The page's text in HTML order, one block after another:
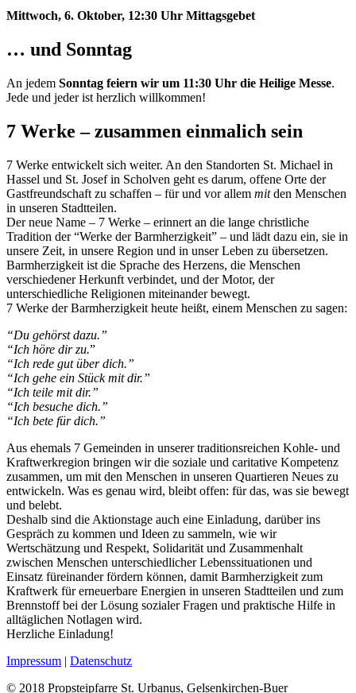
Mittwoch, 6. Oktober, 12:30 Uhr Mittagsgebet
… und Sonntag
An jedem Sonntag feiern wir um 11:30 Uhr die Heilige Messe.
Jede und jeder ist herzlich willkommen!
7 Werke – zusammen einmalich sein
7 Werke entwickelt sich weiter. An den Standorten St. Michael in
Hassel und St. Josef in Scholven geht es darum, offene Orte der
Gastfreundschaft zu schaffen – für und vor allem mitden Menschen
in unseren Stadtteilen.
Der neue Name – 7 Werke – erinnert an die lange christliche
Tradition der “Werke der Barmherzigkeit” – und lädt dazu ein, sie in
unsere Zeit, in unsere Region und in unser Leben zu übersetzen.
Barmherzigkeit ist die Sprache des Herzens, die Menschen
verschiedener Herkunft verbindet, und der Motor, der
unterschiedliche Religionen miteinander bewegt.
7 Werke der Barmherzigkeit heute heißt, einem Menschen zu sagen:
“Du gehörst dazu.”
“Ich höre dir zu.”
“Ich rede gut über dich.”
“Ich gehe ein Stück mit dir.”
“Ich teile mit dir.”
“Ich besuche dich.”
“Ich bete für dich.”
Aus ehemals 7 Gemeinden in unserer traditionsreichen Kohle- und
Kraftwerkregion bringen wir die soziale und caritative Kompetenz
zusammen, um mit den Menschen in unseren Quartieren Neues zu
entwickeln. Was es genau wird, bleibt offen: für das, was sie bewegt
und belebt.
Deshalb sind die Aktionstage auch eine Einladung, darüber ins
Gespräch zu kommen und Ideen zu sammeln, wie wir
Wertschätzung und Respekt, Solidarität und Zusammenhalt
zwischen Menschen unterschiedlicher Lebenssituationen und
Einsatz füreinander fördern können, damit Barmherzigkeit zum
Kraftwerk für erneuerbare Energien in unseren Stadtteilen und zum
Brennstoff bei der Lösung sozialer Fragen und praktische Hilfe in
alltäglichen Notlagen wird.
Herzliche Einladung!
Impressum | Datenschutz
© 2018 Propsteipfarre St. Urbanus, Gelsenkirchen-Buer